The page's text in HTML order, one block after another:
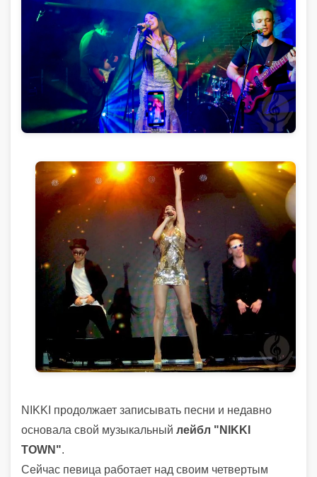
NIKKI продолжает записывать песни и недавно
оcновала свой музыкальный лейбл "NIKKI
TOWN".
Сейчас певица работает над своим четвертым